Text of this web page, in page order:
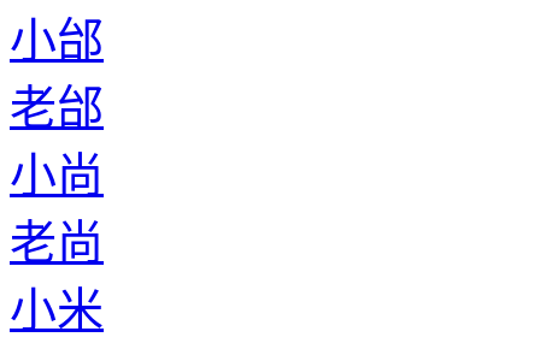
小邰
老邰
小尚
老尚
小米